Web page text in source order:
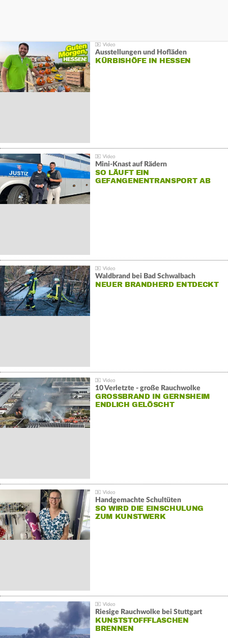
Ausstellungen und Hofläden
KÜRBISHÖFE IN HESSEN
Mini-Knast auf Rädern
SO LÄUFT EIN
GEFANGENENTRANSPORT AB
Waldbrand bei Bad Schwalbach
NEUER BRANDHERD ENTDECKT
10 Verletzte - große Rauchwolke
GROSSBRAND IN GERNSHEIM E
NDLICH GELÖSCHT
Handgemachte Schultüten
SO WIRD DIE EINSCHULUNG
ZUM KUNSTWERK
Riesige Rauchwolke bei Stuttgart
KUNSTSTOFFFLASCHEN
BRENNEN